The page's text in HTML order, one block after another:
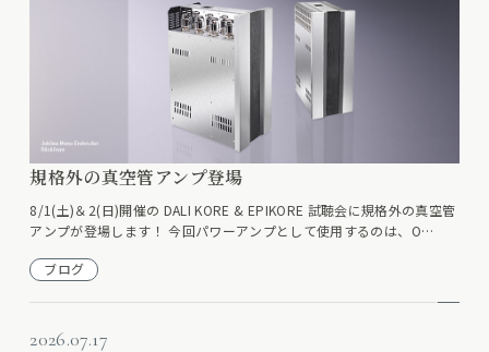
規格外の真空管アンプ登場
8/1(土)＆2(日)開催の DALI KORE & EPIKORE 試聴会に規格外の真空管
アンプが登場します！ 今回パワーアンプとして使用するのは、O…
ブログ
2026.07.17